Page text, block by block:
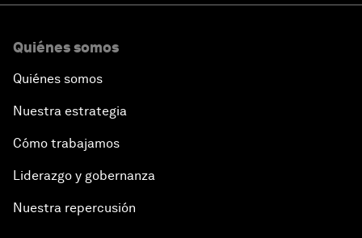
Quiénes somos
Quiénes somos
Nuestra estrategia
Cómo trabajamos
Liderazgo y gobernanza
Nuestra repercusión